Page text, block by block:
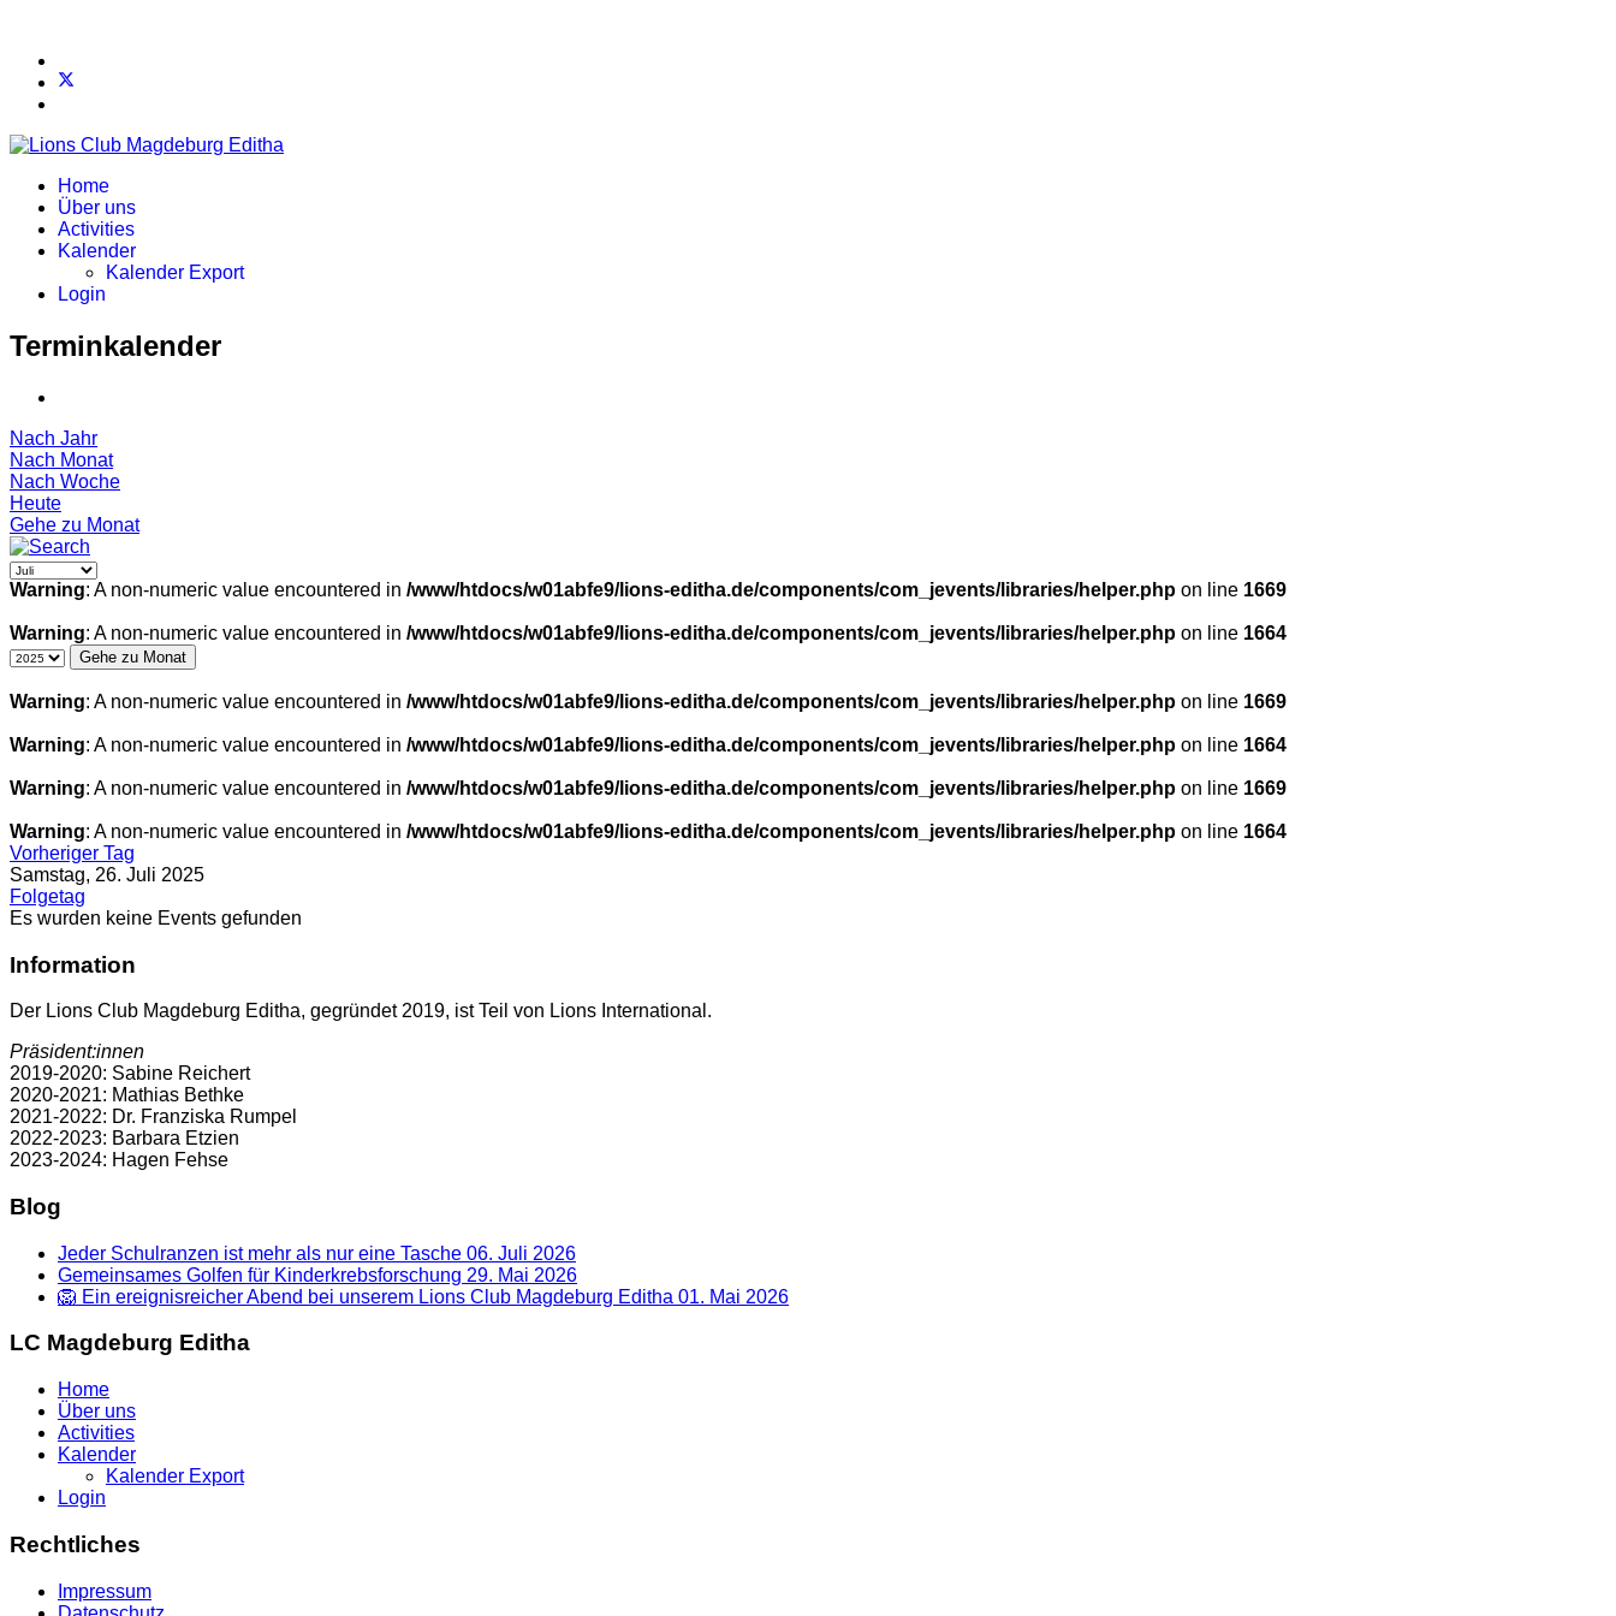
Home
Über uns
Activities
Kalender
Kalender Export
Login
Terminkalender
Nach Jahr
Nach Monat
Nach Woche
Heute
Gehe zu Monat
Warning: A non-numeric value encountered in /www/htdocs/w01abfe9/lions-editha.de/components/com_jevents/libraries/helper.php on line 1669
Warning: A non-numeric value encountered in /www/htdocs/w01abfe9/lions-editha.de/components/com_jevents/libraries/helper.php on line 1664
Gehe zu Monat
Warning: A non-numeric value encountered in /www/htdocs/w01abfe9/lions-editha.de/components/com_jevents/libraries/helper.php on line 1669
Warning: A non-numeric value encountered in /www/htdocs/w01abfe9/lions-editha.de/components/com_jevents/libraries/helper.php on line 1664
Warning: A non-numeric value encountered in /www/htdocs/w01abfe9/lions-editha.de/components/com_jevents/libraries/helper.php on line 1669
Warning: A non-numeric value encountered in /www/htdocs/w01abfe9/lions-editha.de/components/com_jevents/libraries/helper.php on line 1664
Vorheriger Tag
Samstag, 26. Juli 2025
Folgetag
Es wurden keine Events gefunden
Information
Der Lions Club Magdeburg Editha, gegründet 2019, ist Teil von Lions International.
Präsident:innen
2019-2020: Sabine Reichert
2020-2021: Mathias Bethke
2021-2022: Dr. Franziska Rumpel
2022-2023: Barbara Etzien
2023-2024: Hagen Fehse
Blog
Jeder Schulranzen ist mehr als nur eine Tasche 06. Juli 2026
Gemeinsames Golfen für Kinderkrebsforschung 29. Mai 2026
🦁 Ein ereignisreicher Abend bei unserem Lions Club Magdeburg Editha 01. Mai 2026
LC Magdeburg Editha
Home
Über uns
Activities
Kalender
Kalender Export
Login
Rechtliches
Impressum